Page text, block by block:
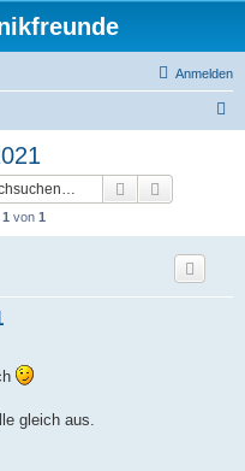
Anmelden
Suche
1 von 1
gleich aus.